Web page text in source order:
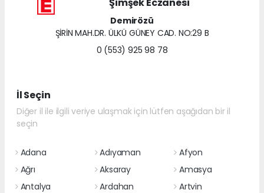
Demirözü
ŞİRİN MAH.DR. ÜLKÜ GÜNEY CAD. NO:29 B
0 (553) 925 98 78
İl Seçin
Diğer il ile ilgili veriye ulaşmak için lütfen aşağıdan bir il
seçin
Adana Adıyaman
Afyon
Ağrı
Aksaray
Amasya
Antalya
Ardahan
Artvin